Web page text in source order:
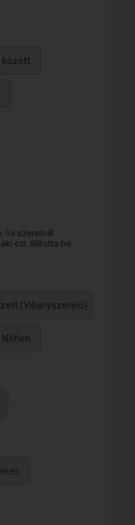
között
ha szeretnél
ezt állította be.
(Villanyszerelő)
Nőtlen